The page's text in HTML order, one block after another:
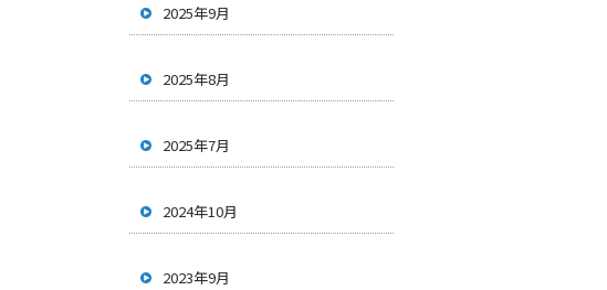
2025年9月
2025年8月
2025年7月
2024年10月
2023年9月